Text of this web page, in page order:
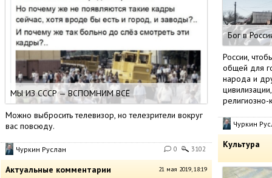
МЫ ИЗ СССР — ВСПОМНИМ ВСЁ
Можно выбросить телевизор, но телезрители вокруг
вас повсюду.
Чуркин Руслан 0 3102
Актуальные комментарии 21 мая 2019, 18:19
Бог в
России,
общей для
народа и
религиозно-
Чуркин
Культура